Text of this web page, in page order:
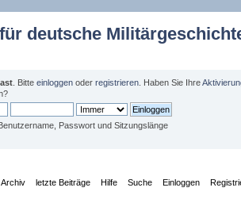
deutsche
. Bitte einloggen oder registrieren . Haben Sie Ihre
Passwort und Sitzungslänge
Archiv letzte Beiträge Hilfe Suche Einloggen